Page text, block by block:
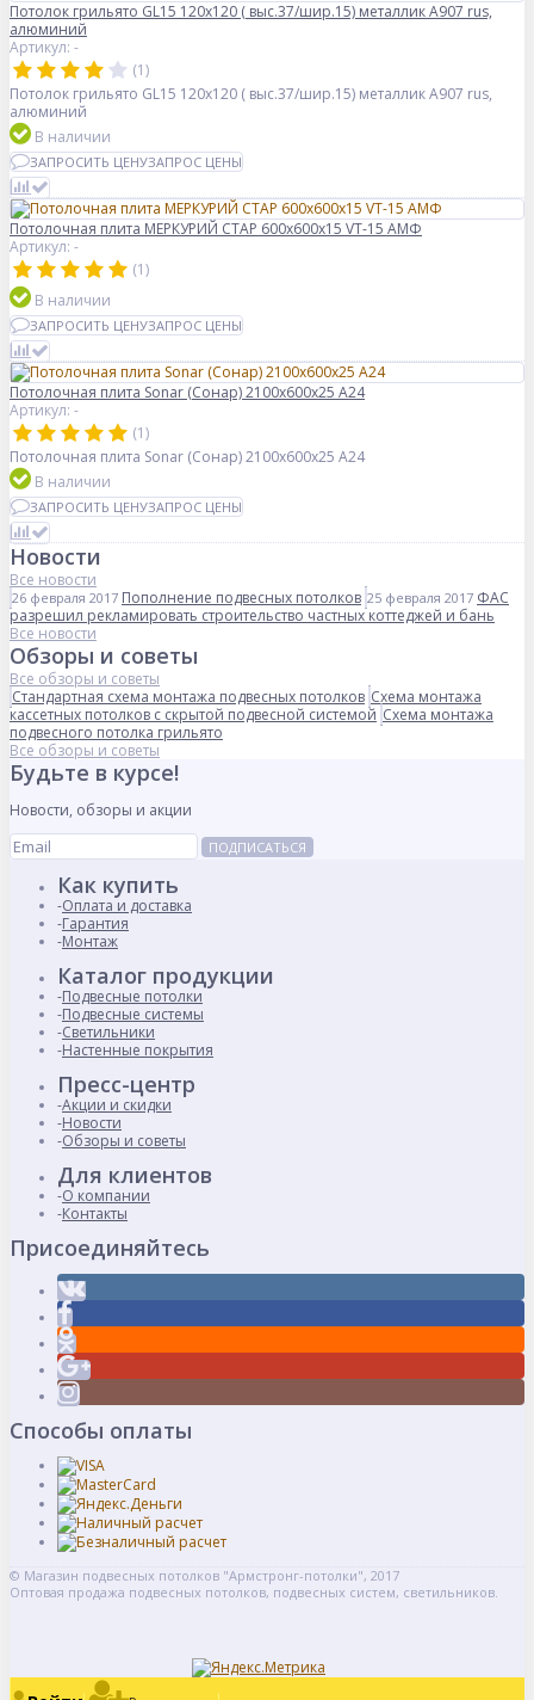
Потолок грильято GL15 120х120 ( выс.37/шир.15) металлик А907 rus,
алюминий
Артикул: -
(1)
Потолок грильято GL15 120х120 ( выс.37/шир.15) металлик А907 rus,
алюминий
В наличии
ЗАПРОСИТЬ ЦЕНУЗАПРОС ЦЕНЫ
Потолочная плита МЕРКУРИЙ СТАР 600x600x15 VT-15 АМФ
Артикул: -
(1)
В наличии
ЗАПРОСИТЬ ЦЕНУЗАПРОС ЦЕНЫ
Потолочная плита Sonar (Сонар) 2100x600x25 A24
Артикул: -
(1)
Потолочная плита Sonar (Сонар) 2100x600x25 A24
В наличии
ЗАПРОСИТЬ ЦЕНУЗАПРОС ЦЕНЫ
Новости
Все новости
26 февраля 2017 Пополнение подвесных потолков 25 февраля 2017 ФАС
разрешил рекламировать строительство частных коттеджей и бань
Все новости
Обзоры и советы
Все обзоры и советы
Стандартная схема монтажа подвесных потолков Схема монтажа
кассетных потолков с скрытой подвесной системой Схема монтажа
подвесного потолка грильято
Все обзоры и советы
Будьте в курсе!
Новости, обзоры и акции
ПОДПИСАТЬСЯ
Как купить
Оплата и доставка
Гарантия
Монтаж
Каталог продукции
Подвесные потолки
Подвесные системы
Светильники
Настенные покрытия
Пресс-центр
Акции и скидки
Новости
Обзоры и советы
Для клиентов
О компании
Контакты
Присоединяйтесь
Способы оплаты
© Магазин подвесных потолков "Армстронг-потолки", 2017
Оптовая продажа подвесных потолков, подвесных систем, светильников.